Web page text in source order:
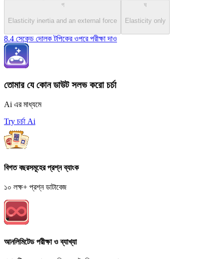
গ
Elasticity inertia and an external force
ঘ
Elasticity only
8.4 সেকেন্ড দোলক টপিকের ওপরে পরীক্ষা দাও
তোমার যে কোন ডাউট সলভ করো চর্চা
Ai এর মাধ্যমে
Try চর্চা Ai
বিগত বছরসমূহের প্রশ্ন ব্যাংক
১০ লক্ষ+ প্রশ্ন ডাটাবেজ
আনলিমিটেড পরীক্ষা ও ব্যাখ্যা